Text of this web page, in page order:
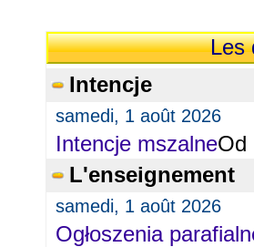
Les
Intencje
samedi, 1 août 2026
Intencje mszalneOd
L'enseignement
samedi, 1 août 2026
Ogłoszenia